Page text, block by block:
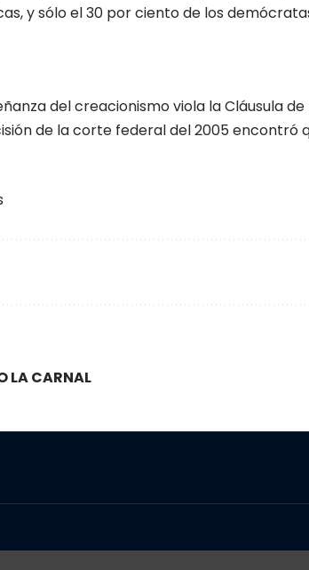
y sólo el 30 por ciento de los
del creacionismo viola la Cláusula
de la corte federal del 2005 encontró
LA CARNAL